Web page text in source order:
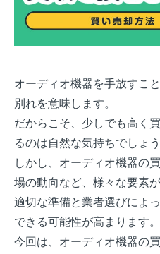
オーディオ機器を手放すこ
別れを意味します。
だからこそ、少しでも高く
るのは自然な気持ちでしょう
しかし、オーディオ機器の
場の動向など、様々な要素
適切な準備と業者選びによ
できる可能性が高まります。
今回は、オーディオ機器の